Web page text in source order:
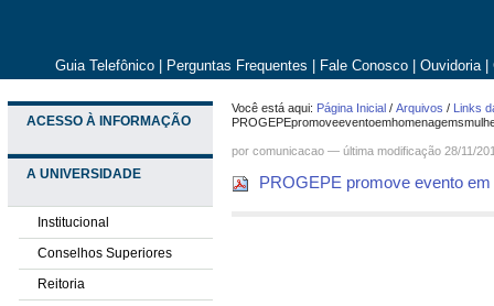
Guia Telefônico Perguntas Frequentes Fale Conosco Ouvidoria
ACESSO À INFORMAÇÃO
A UNIVERSIDADE
Institucional
Conselhos Superiores
Reitoria
Você está aqui: Página Inicial /Arquivos / Links
por comunicacao —última modificação 28/11/
PROGEPE promove evento